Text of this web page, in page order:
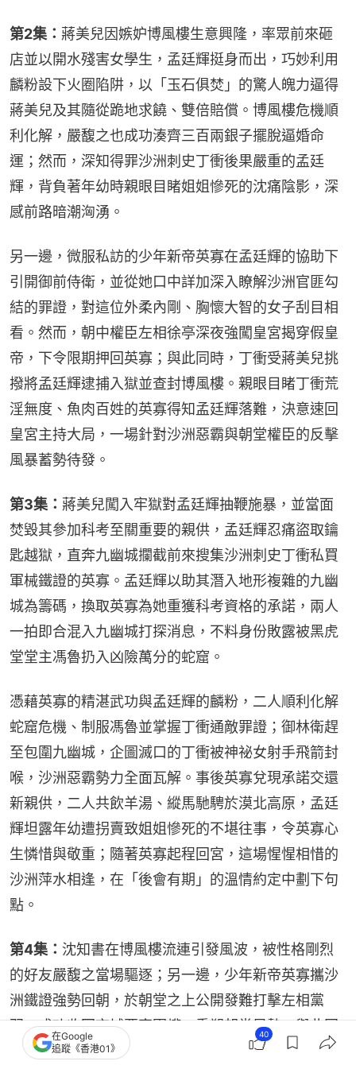
第2集： 蔣美兒因嫉妒博風樓生意興隆，率眾前來砸
店並以開水殘害女學生，孟廷輝挺身而出，巧妙利用
麟粉設下火圈陷阱，以「玉石俱焚」的驚人魄力逼得
蔣美兒及其隨從跪地求饒、雙倍賠償。博風樓危機順
利化解，嚴馥之也成功湊齊三百兩銀子擺脫逼婚命
運；然而，深知得罪沙洲刺史丁衝後果嚴重的孟廷
輝，背負著年幼時親眼目睹姐姐慘死的沈痛陰影，深
感前路暗潮洶湧。
另一邊，微服私訪的少年新帝英寡在孟廷輝的協助下
引開御前侍衛，並從她口中詳加深入瞭解沙洲官匪勾
結的罪證，對這位外柔內剛、胸懷大智的女子刮目相
看。然而，朝中權臣左相徐亭深夜強闖皇宮揭穿假皇
帝，下令限期押回英寡；與此同時，丁衝受蔣美兒挑
撥將孟廷輝逮捕入獄並查封博風樓。親眼目睹丁衝荒
淫無度、魚肉百姓的英寡得知孟廷輝落難，決意速回
皇宮主持大局，一場針對沙洲惡霸與朝堂權臣的反擊
風暴蓄勢待發。
第3集： 蔣美兒闖入牢獄對孟廷輝抽鞭施暴，並當面
焚毀其參加科考至關重要的親供，孟廷輝忍痛盜取鑰
匙越獄，直奔九幽城攔截前來搜集沙洲刺史丁衝私買
軍械鐵證的英寡。孟廷輝以助其潛入地形複雜的九幽
城為籌碼，換取英寡為她重獲科考資格的承諾，兩人
一拍即合混入九幽城打探消息，不料身份敗露被黑虎
堂堂主馮魯扔入凶險萬分的蛇窟。
憑藉英寡的精湛武功與孟廷輝的麟粉，二人順利化解
蛇窟危機、制服馮魯並掌握丁衝通敵罪證；御林衛趕
至包圍九幽城，企圖滅口的丁衝被神祕女射手飛箭封
喉，沙洲惡霸勢力全面瓦解。事後英寡兌現承諾交還
新親供，二人共飲羊湯、縱馬馳騁於漠北高原，孟廷
輝坦露年幼遭拐賣致姐姐慘死的不堪往事，令英寡心
生憐惜與敬重；隨著英寡起程回宮，這場惺惺相惜的
沙洲萍水相逢，在「後會有期」的溫情約定中劃下句
點。
第4集： 沈知書在博風樓流連引發風波，被性格剛烈
的好友嚴馥之當場驅逐；另一邊，少年新帝英寡攜沙
洲鐵證強勢回朝，於朝堂之上公開發難打擊左相黨
羽，成功收回京城要塞軍權，重塑朝堂局勢。與此同
時，孟廷輝不負眾望在鄉試中一舉奪魁拿下解元，面
在Google
追蹤《香港01》
40